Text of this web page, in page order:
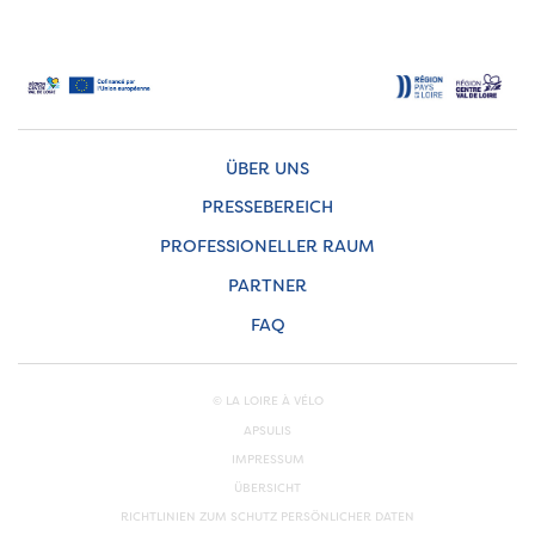
ÜBER UNS
PRESSEBEREICH
PROFESSIONELLER RAUM
PARTNER
FAQ
© LA LOIRE À VÉLO
APSULIS
IMPRESSUM
ÜBERSICHT
RICHTLINIEN ZUM SCHUTZ PERSÖNLICHER DATEN